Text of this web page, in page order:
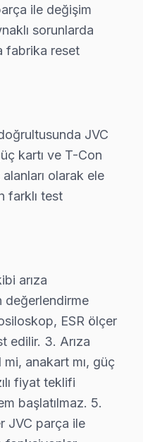
₺250 – ₺600
– ₺700
– ₺8.000 (boyut ve
₺2.000
– Tuzla
ve İmzalı Güvence
sunduğumuz
Tuzla servisimizde
garantisi: 2 yıl
ücretsiz müdahale
ve fatura ile kayıt altına
ile değişim
sorunlarda
fabrika reset
JVC
kartı ve T-Con
alanları olarak ele
farklı test
arıza
değerlendirme
ESR ölçer
edilir. 3. Arıza
anakart mı, güç
fiyat teklifi
başlatılmaz. 5.
JVC parça ile